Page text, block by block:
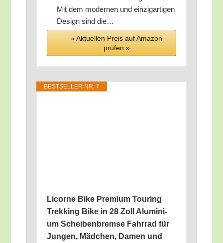
Mit dem moder­nen und ein­zig­ar­ti­gen
Design sind die…
» Aktu­el­len Preis auf Ama­zon
prü­fen »
BEST­SEL­LER NR. 7
Licor­ne Bike Pre­mi­um Tou­ring
Trek­king Bike in 28 Zoll Alu­mi­ni­
um Schei­ben­brem­se Fahr­rad für
Jun­gen, Mäd­chen, Damen und